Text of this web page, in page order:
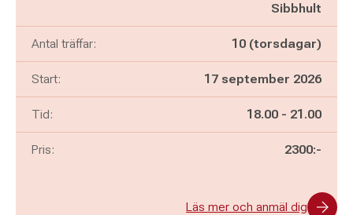
Sibbhult
Antal träffar: 10 (torsdagar)
Start: 17 september 2026
Tid: Pågår mellan
18.00 - och
21.00
Pris: 2300:-
Läs mer och anmäl dig